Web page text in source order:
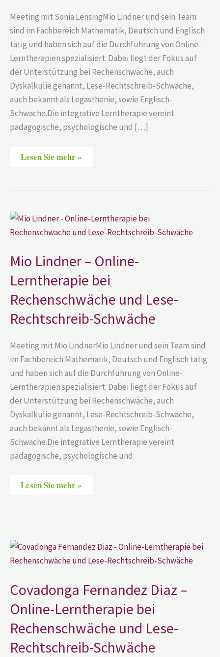
Meeting mit Sonia LensingMio Lindner und sein Team
sind im Fachbereich Mathematik, Deutsch und Englisch
tätig und haben sich auf die Durchführung von Online-
Lerntherapien spezialisiert. Dabei liegt der Fokus auf
der Unterstützung bei Rechenschwäche, auch
Dyskalkulie genannt, Lese-Rechtschreib-Schwäche,
auch bekannt als Legasthenie, sowie Englisch-
Schwäche.Die integrative Lerntherapie vereint
pädagogische, psychologische und […]
Lesen Sie mehr »
Mio Lindner – Online-
Lerntherapie bei
Rechenschwäche und Lese-
Rechtschreib-Schwäche
Meeting mit Mio LindnerMio Lindner und sein Team sind
im Fachbereich Mathematik, Deutsch und Englisch tätig
und haben sich auf die Durchführung von Online-
Lerntherapien spezialisiert. Dabei liegt der Fokus auf
der Unterstützung bei Rechenschwäche, auch
Dyskalkulie genannt, Lese-Rechtschreib-Schwäche,
auch bekannt als Legasthenie, sowie Englisch-
Schwäche.Die integrative Lerntherapie vereint
pädagogische, psychologische und
Mio
Lindner
–
bei
Rechenschwäche
Lese-
Schwäche
Lesen Sie mehr »
Covadonga Fernandez Diaz –
Online-Lerntherapie bei
Rechenschwäche und Lese-
Rechtschreib-Schwäche
Covadonga
Fernandez
Diaz
Lerntherapie
bei
Rechenschwäche
und
Rechtschreib-
Schwäche